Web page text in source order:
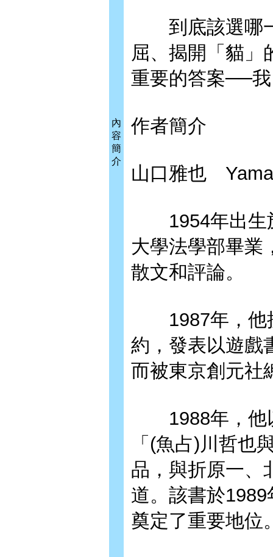
內
容
簡
介
到底該選哪一
屈、揭開「貓」
重要的答案──
作者簡介
山口雅也
1954年出生
大學法學部畢業
散文和評論。
1987年，他
約，發表以遊戲
而被東京創元社
1988年，他
「(魚占)川哲也
品，與折原一、
道。該書於
奠定了重要地位